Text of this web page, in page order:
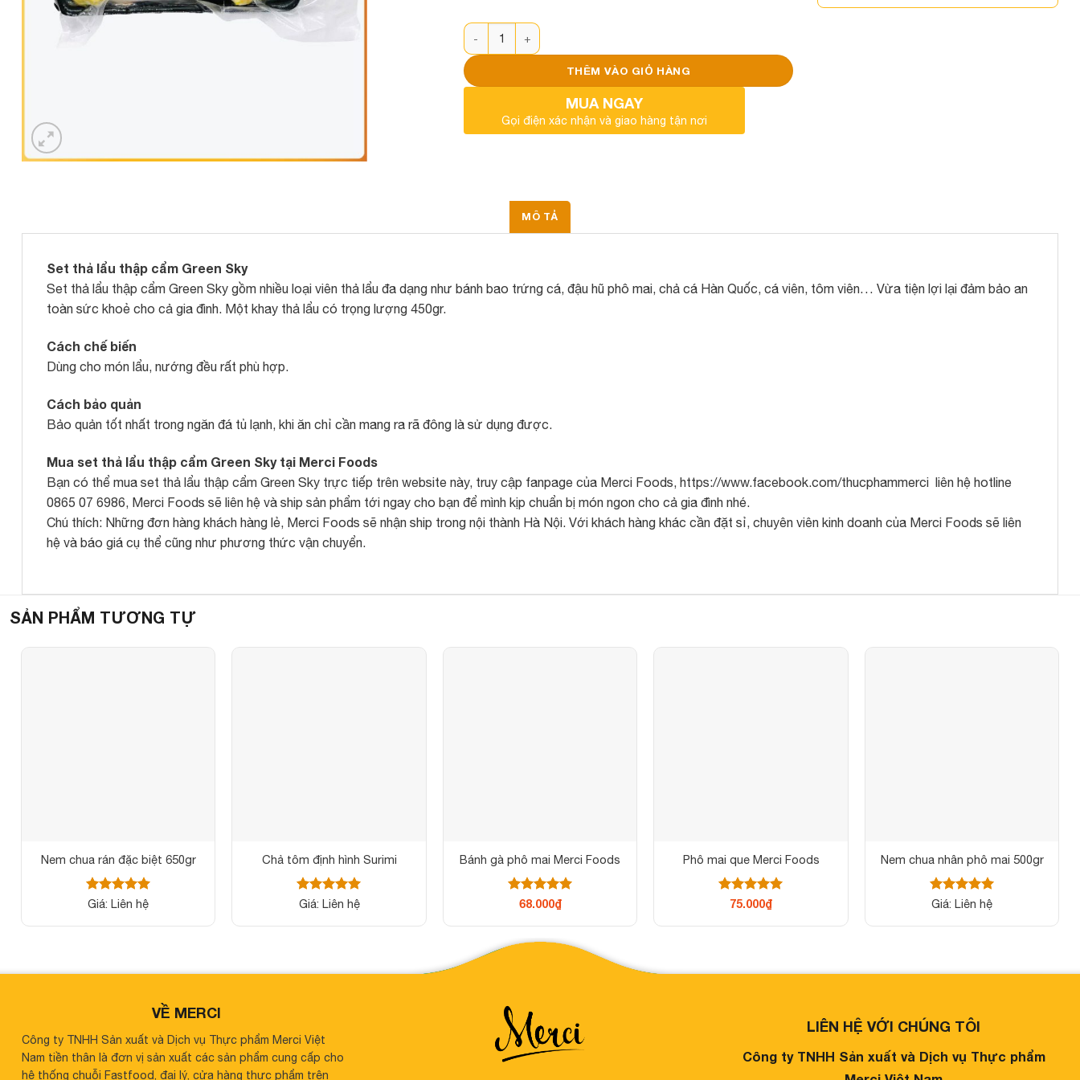
Set thả lẩu thập cẩm Green Sky số lượng
THÊM VÀO GIỎ HÀNG
MUA NGAY
Gọi điện xác nhận và giao hàng tận nơi
MÔ TẢ
Set thả lẩu thập cẩm Green Sky
Set thả lẩu thập cẩm Green Sky gồm nhiều loại viên thả lẩu đa dạng như bánh bao trứng cá, đậu hũ phô mai, chả cá Hàn Quốc, cá viên, tôm viên… Vừa tiện lợi lại đảm bảo an
toàn sức khoẻ cho cả gia đình. Một khay thả lẩu có trọng lượng 450gr.
Cách chế biến
Dùng cho món lẩu, nướng đều rất phù hợp.
Cách bảo quản
Bảo quản tốt nhất trong ngăn đá tủ lạnh, khi ăn chỉ cần mang ra rã đông là sử dụng được.
Mua set thả lẩu thập cẩm Green Sky tại Merci Foods
Bạn có thể mua set thả lẩu thập cẩm Green Sky trực tiếp trên website này, truy cập fanpage của Merci Foods, https://www.facebook.com/thucphammerci liên hệ hotline
0865 07 6986, Merci Foods sẽ liên hệ và ship sản phẩm tới ngay cho bạn để mình kịp chuẩn bị món ngon cho cả gia đình nhé.
Chú thích: Những đơn hàng khách hàng lẻ, Merci Foods sẽ nhận ship trong nội thành Hà Nội. Với khách hàng khác cần đặt sỉ, chuyên viên kinh doanh của Merci Foods sẽ liên
hệ và báo giá cụ thể cũng như phương thức vận chuyển.
SẢN PHẨM TƯƠNG TỰ
Nem chua rán đặc biệt 650gr
Được xếp
sao
Giá: Liên hệ
Chả tôm định hình Surimi
Được xếp
sao
Giá: Liên hệ
Bánh gà phô mai Merci Foods
Được xếp
sao
68.000₫
Phô mai que Merci Foods
Được xếp
sao
75.000₫
Nem chua nhân phô mai 500gr
Được xếp
sao
Giá: Liên hệ
VỀ MERCI
Công ty TNHH Sản xuất và Dịch vụ Thực phẩm Merci Việt
Nam tiền thân là đơn vị sản xuất các sản phẩm cung cấp cho
hệ thống chuỗi Fastfood, đại lý, cửa hàng thực phẩm trên
LIÊN HỆ VỚI CHÚNG TÔI
Công ty TNHH Sản xuất và Dịch vụ Thực phẩm